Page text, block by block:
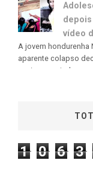
vídeo
A jovem hondurenha
aparente colapso
ouvir uma rajada...
1 0 6 3